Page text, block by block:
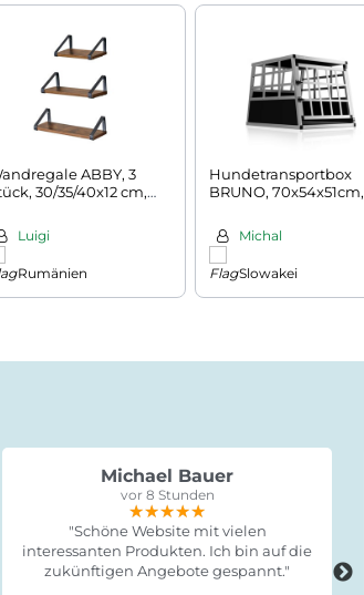
ABBY, 3
30/35/40x12 cm,
Luigi
Rumänien
Hundetransportbox
BRUNO, 70x54x51cm,
Michal
Slowakei
Michael Bauer
vor 8 Stunden
★★★★★
★★★★★
★★★★★
"Schöne Website mit vielen
interessanten Produkten. Ich bin auf die
zukünftigen Angebote gespannt."